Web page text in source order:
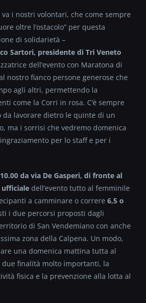
va i nostri volontari, che come sempre
oltre l’ostacolo” per questa
di solidarietà –
Sartori, presidente di Tri Veneto
dell’evento con Maratona di
nostro fianco persone generose che
agli altri, permettendo la
come la Corri in rosa. C’è sempre
da lavorare dietro le quinte di un
ma i sorrisi che vedremo domenica
per lo staff e per i
da via De Gasperi, di fronte al
dell’evento tutto al femminile
a camminare o correre 6,5 o
i due percorsi proposti dagli
di San Vendemiano con anche
zona della Calpena. Un modo,
una domenica mattina tutta al
finalità molto importanti, la
fisica e la prevenzione alla lotta al